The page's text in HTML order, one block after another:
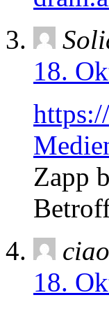
18.
Zapp
18.